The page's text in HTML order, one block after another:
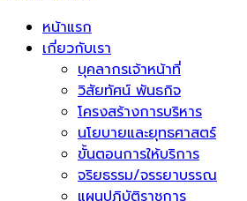
หน้าแรก
เกี่ยวกับเรา
บุคลากรเจ้าหน้าที่
วิสัยทัศน์ พันธกิจ
โครงสร้างการบริหาร
นโยบายและยุทธศาสตร์
ขั้นตอนการให้บริการ
จริยธรรม/จรรยาบรรณ
แผนปฏิบัติราชการ